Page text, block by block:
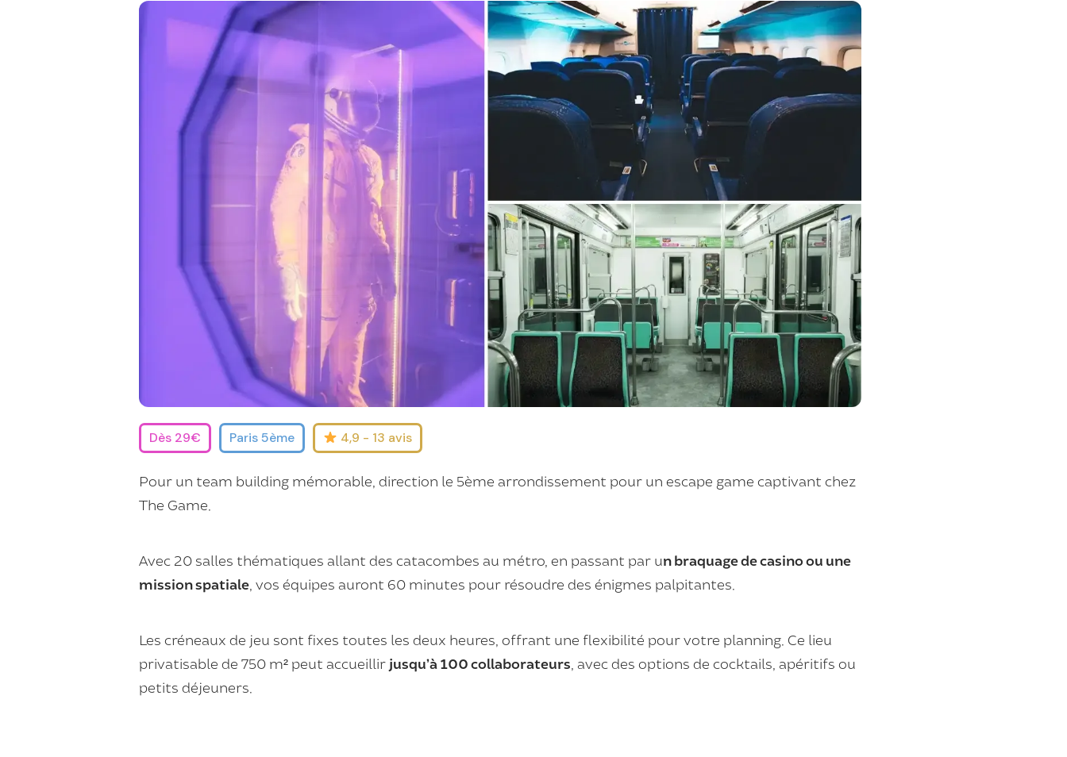
Dès 29€ Paris 5ème 4,9 - 13 avis
Pour un team building mémorable, direction le 5ème arrondissement pour un escape game captivant chez
The Game.
Avec 20 salles thématiques allant des catacombes au métro, en passant par un braquage de casino ou une
mission spatiale , vos équipes auront 60 minutes pour résoudre des énigmes palpitantes.
Les créneaux de jeu sont fixes toutes les deux heures, offrant une flexibilité pour votre planning. Ce lieu
privatisable de 750 m² peut accueillir jusqu’à 100 collaborateurs , avec des options de cocktails, apéritifs ou
petits déjeuners.